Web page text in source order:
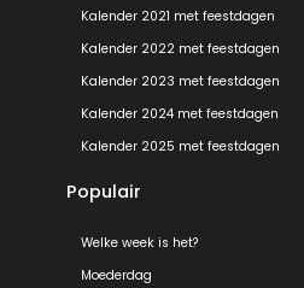
Kalender 2021 met feestdagen
Kalender 2022 met feestdagen
Kalender 2023 met feestdagen
Kalender 2024 met feestdagen
Kalender 2025 met feestdagen
Populair
Welke week is het?
Moederdag